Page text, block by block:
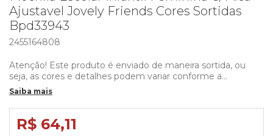
Ajustavel Jovely Friends Cores Sortidas
Bpd33943
2455164808
Atenção! Este produto é enviado de maneira sortida, ou
seja, as cores e detalhes podem variar conforme a
disponibilidade em estoque.
Mochila Infantil Jovely Friends – Diversão e Estilo para o Dia
a Dia!
Saiba mais
R$ 64,11